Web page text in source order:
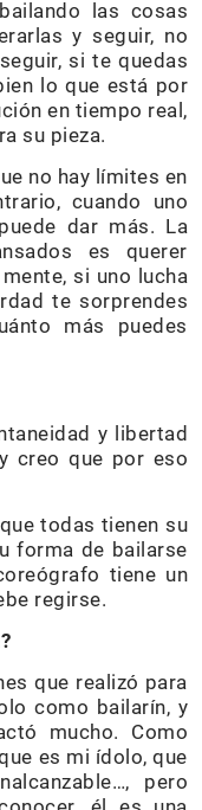
las cosas
y seguir, no
si te quedas
lo que está por
en tiempo real,
su pieza.
no hay límites en
cuando uno
dar más. La
es querer
si uno lucha
te sorprendes
más puedes
y libertad
creo que por eso
todas tienen su
forma de bailarse
tiene un
regirse.
que realizó para
como bailarín, y
mucho. Como
es mi ídolo, que
pero